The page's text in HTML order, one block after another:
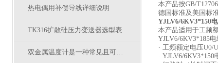
热电偶用补偿导线详细说明
TK316扩散硅压力变送器选型表
双金属温度计是一种常见且可靠的温度测量设备
本产品按GB/
德国标准及美国标
YJLV6/6KV3*150
本产品适用于工频
YJLV6/6KV3*185
· 工频额定电压U0/
· YJLV6/